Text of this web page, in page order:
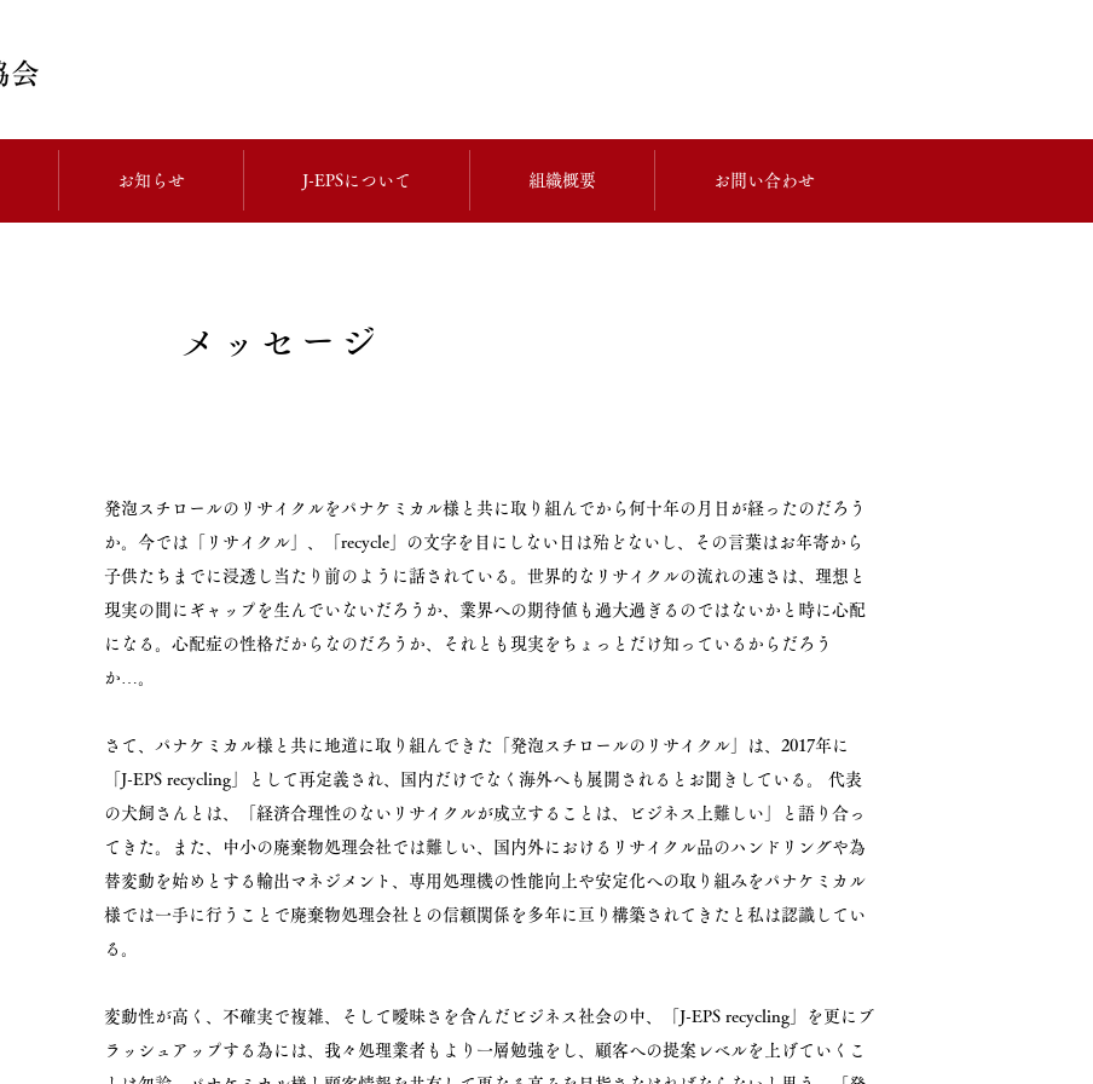
お知らせ J-EPSについて 組織概要 お問い合わせ
メッセージ
発泡スチロールのリサイクルをパナケミカル様と共に取り組んでから何十年の月日が経ったのだろう
か。今では「リサイクル」、「recycle」の文字を目にしない日は殆どないし、その言葉はお年寄から
子供たちまでに浸透し当たり前のように話されている。 世界的なリサイクルの流れの速さは、理想と
現実の間にギャップを生んでいないだろうか、業界への期待値も過大過ぎるのではないかと時に心配
になる。心配症の性格だからなのだろうか、それとも現実をちょっとだけ知っているからだろう
か…。
さて、パナケミカル様と共に地道に取り組んできた「発泡スチロールのリサイクル」は、2017年に
「J-EPS recycling」として再定義され、国内だけでなく海外へも展開されるとお聞きしている。 代表
の犬飼さんとは、「経済合理性のないリサイクルが成立することは、ビジネス上難しい」と語り合っ
てきた。また、中小の廃棄物処理会社では難しい、国内外におけるリサイクル品のハンドリングや為
替変動を始めとする輸出マネジメント、専用処理機の性能向上や安定化への取り組みをパナケミカル
様では一手に行うことで廃棄物処理会社との信頼関係を多年に亘り構築されてきたと私は認識してい
る。
変動性が高く、不確実で複雑、そして曖昧さを含んだビジネス社会の中、「J-EPS recycling」を更にブ
ラッシュアップする為には、我々処理業者もより一層勉強をし、顧客への提案レベルを上げていくこ